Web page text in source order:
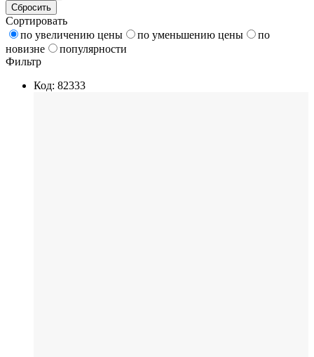
Сбросить
Сортировать
по увеличению цены
по уменьшению цены
по
новизне
популярности
Фильтр
Код: 82333